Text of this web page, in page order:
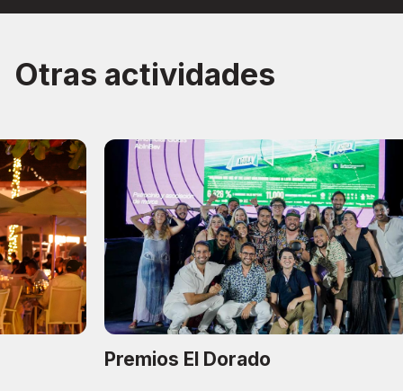
Otras actividades
Premios El Dorado